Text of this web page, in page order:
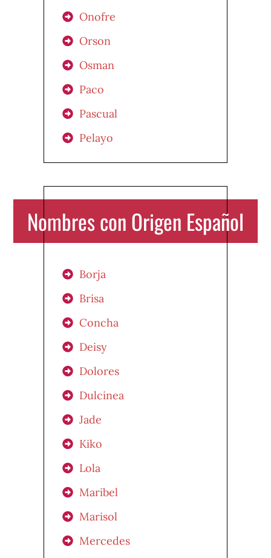
Onofre
Orson
Osman
Paco
Pascual
Pelayo
Nombres con Origen Español
Borja
Brisa
Concha
Deisy
Dolores
Dulcinea
Jade
Kiko
Lola
Maribel
Marisol
Mercedes